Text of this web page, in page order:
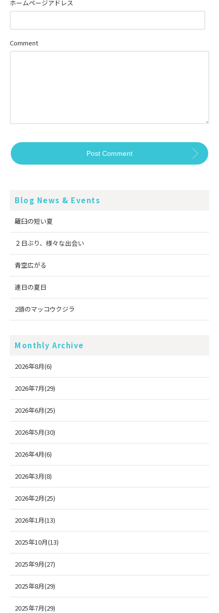
Comment
ホームページアドレス
Blog News & Events
羅臼の短い夏
２日ぶり、様々な出会い
青空広がる
連日の夏日
2頭のマッコウクジラ
Monthly Archive
2026年8月(6)
2026年7月(29)
2026年6月(25)
2026年5月(30)
2026年4月(6)
2026年3月(8)
2026年2月(25)
2026年1月(13)
2025年10月(13)
2025年9月(27)
2025年8月(29)
2025年7月(29)